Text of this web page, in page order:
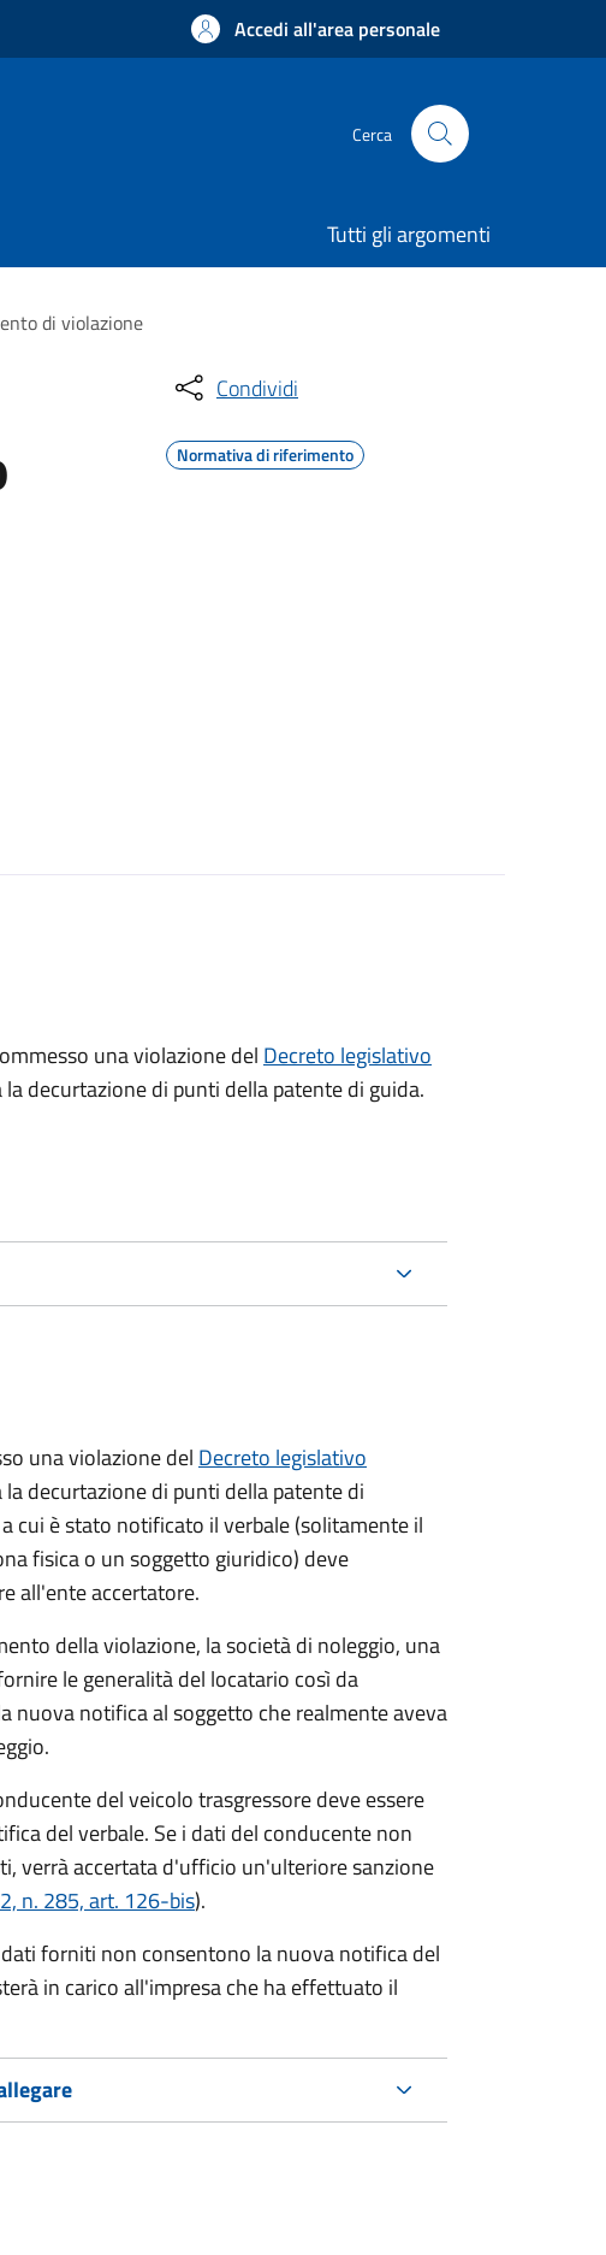
Accedi all'area personale
Cerca
Tutti gli argomenti
di violazione
Condividi
Normativa di riferimento
una violazione del Decreto legislativo
la decurtazione di punti della patente di guida.
una violazione del Decreto legislativo
la decurtazione di punti della patente di
cui è stato notificato il verbale (solitamente il
fisica o un soggetto giuridico) deve
all'ente accertatore.
della violazione, la società di noleggio, una
le generalità del locatario così da
nuova notifica al soggetto che realmente aveva
del veicolo trasgressore deve essere
del verbale. Se i dati del conducente non
verrà accertata d'ufficio un'ulteriore sanzione
n. 285, art. 126-bis).
forniti non consentono la nuova notifica del
in carico all'impresa che ha effettuato il